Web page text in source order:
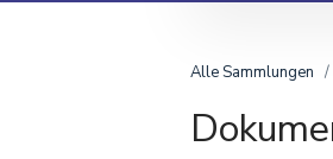
Alle Sammlungen